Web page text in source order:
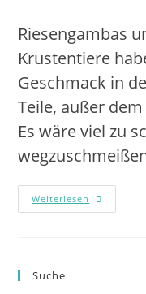
Riesengambas
Krustentiere
Geschmack in
Teile, außer
Es wäre viel zu
Weiterlesen
Suche